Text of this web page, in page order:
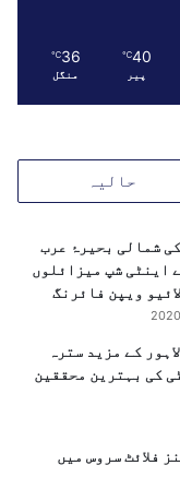
40
℃
پیر
36
℃
منگل
حالیہ
شمالی بحیرۂ عرب
اینٹی شپ میزائلوں
ویپن فائرنگ
کے مزید سترہ
کی بہترین محققین
فلائٹ سروس میں